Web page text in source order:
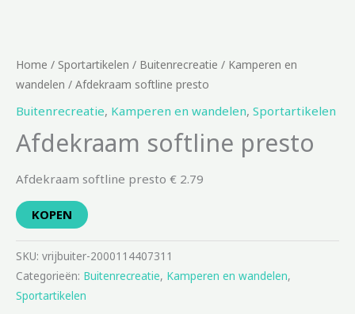
Home / Sportartikelen / Buitenrecreatie / Kamperen en
wandelen / Afdekraam softline presto
Buitenrecreatie, Kamperen en wandelen, Sportartikelen
Afdekraam softline presto
Afdekraam softline presto € 2.79
KOPEN
SKU: vrijbuiter-2000114407311
Categorieën: Buitenrecreatie, Kamperen en wandelen,
Sportartikelen